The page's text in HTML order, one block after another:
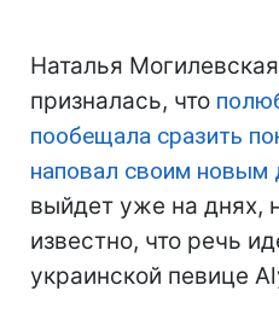
Наталья
призналась, что
пообещала сразить
наповал своим новым
выйдет уже на днях,
известно, что речь
украинской певице